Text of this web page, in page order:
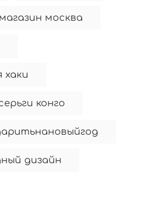
магазин москва
хаки
конго
дизайн